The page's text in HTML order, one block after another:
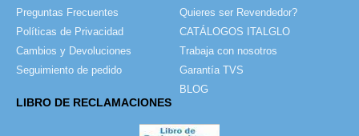
Preguntas Frecuentes
Políticas de Privacidad
Cambios y Devoluciones
Seguimiento de pedido
Quieres ser Revendedor?
CATÁLOGOS ITALGLO
Trabaja con nosotros
Garantía TVS
BLOG
LIBRO DE RECLAMACIONES